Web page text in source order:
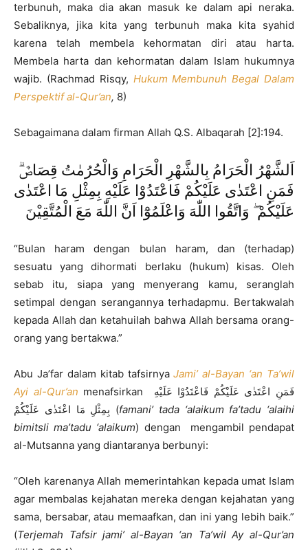
terbunuh, maka dia akan masuk ke dalam api neraka.
Sebaliknya, jika kita yang terbunuh maka kita syahid
karena telah membela kehormatan diri atau harta.
Membela harta dan kehormatan dalam Islam hukumnya
wajib. (Rachmad Risqy, Hukum Membunuh Begal Dalam
Perspektif al-Qur’an, 8)
Sebagaimana dalam firman Allah Q.S. Albaqarah [2]:194.
اَلشَّهْرُ الْحَرَامُ بِالشَّهْرِ الْحَرَامِ وَالْحُرُمٰتُ قِصَاصٌۗ
فَمَنِ اعْتَدٰى عَلَيْكُمْ فَاعْتَدُوْا عَلَيْهِ بِمِثْلِ مَا اعْتَدٰى
عَلَيْكُمْ ۖ وَاتَّقُوا اللّٰهَ وَاعْلَمُوْٓا اَنَّ اللّٰهَ مَعَ الْمُتَّقِيْنَ
“Bulan haram dengan bulan haram, dan (terhadap)
sesuatu yang dihormati berlaku (hukum) kisas. Oleh
sebab itu, siapa yang menyerang kamu, seranglah
setimpal dengan serangannya terhadapmu. Bertakwalah
kepada Allah dan ketahuilah bahwa Allah bersama orang-
orang yang bertakwa.”
Abu Ja’far dalam kitab tafsirnyaJami’ al-Bayan ‘an Ta’wil
Ayi al-Qur’an menafsirkan فَمَنِ اعْتَدٰى عَلَيْكُمْ فَاعْتَدُوْا عَلَيْهِ
بِمِثْلِ مَا اعْتَدٰى عَلَيْكُمْ (famani’ tada ‘alaikum fa’tadu ‘alaihi
bimitsli ma’tadu ‘alaikum) dengan mengambil pendapat
al-Mutsanna yang diantaranya berbunyi:
“Oleh karenanya Allah memerintahkan kepada umat Islam
agar membalas kejahatan mereka dengan kejahatan yang
sama, bersabar, atau memaafkan, dan ini yang lebih baik.”
(Terjemah Tafsir jami’ al-Bayan ‘an Ta’wil Ay al-Qur’an